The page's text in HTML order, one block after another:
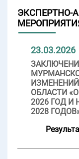
ЭКСПЕРТНО-
23.03.2026
ОБЛАСТИ
2026 ГОД И
2028